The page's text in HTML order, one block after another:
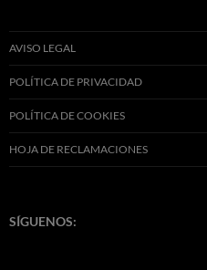
AVISO LEGAL
POLÍTICA DE PRIVACIDAD
POLÍTICA DE COOKIES
HOJA DE RECLAMACIONES
SÍGUENOS: